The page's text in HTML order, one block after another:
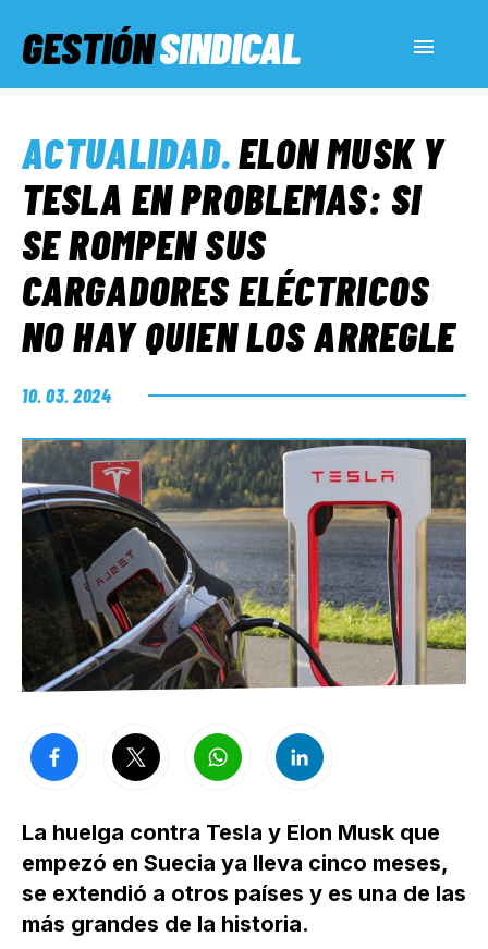
GESTIÓNSINDICAL
SERVICIOS SOCIALES
INFORMES ESPECIALES
FUERA DE MEGÁFONO
EL LADO «G»
ACTUALIDAD.ELON MUSK Y
TESLA EN PROBLEMAS: SI
SE ROMPEN SUS
CARGADORES ELÉCTRICOS
NO HAY QUIEN LOS ARREGLE
10. 03. 2024
La huelga contra Tesla y Elon Musk que
empezó en Suecia ya lleva cinco meses,
se extendió a otros países y es una de las
más grandes de la historia.